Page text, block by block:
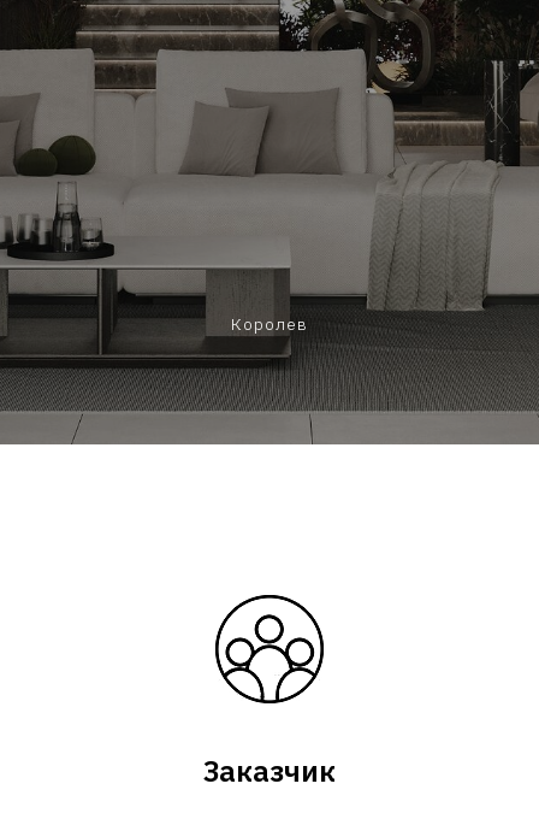
Королев
Заказчик